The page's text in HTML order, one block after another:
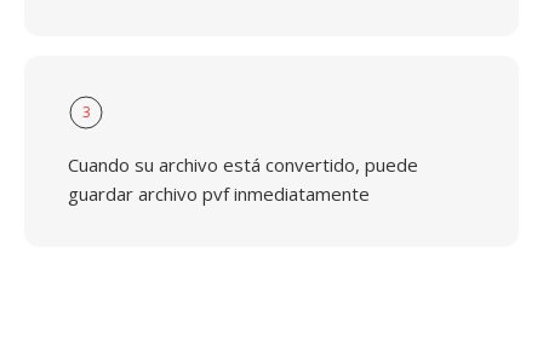
3
Cuando su archivo está convertido, puede
guardar archivo pvf inmediatamente